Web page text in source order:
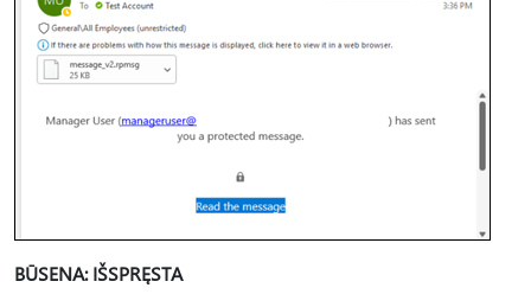
BŪSENA: IŠSPRĘSTA